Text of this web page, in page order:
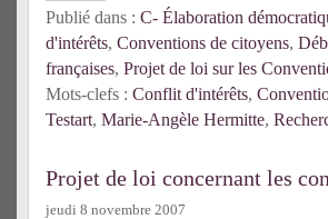
Publié dans : C- Élaboration
d'intérêts, Conventions de citoyens,
françaises, Projet de loi sur les
Mots-clefs : Conflit d'intérêts,
Testart, Marie-Angèle Hermitte,
Projet de loi concernant les
jeudi 8 novembre 2007